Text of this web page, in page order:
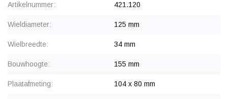
Artikelnummer: 421.120
Wieldiameter: 125 mm
Wielbreedte: 34 mm
Bouwhoogte: 155 mm
Plaatafmeting: 104 x 80 mm